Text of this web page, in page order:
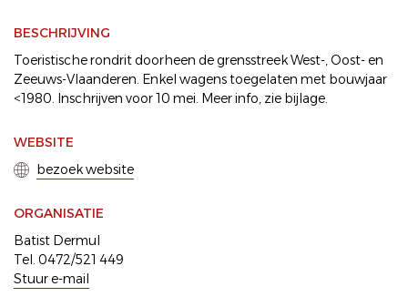
BESCHRIJVING
Toeristische rondrit doorheen de grensstreek West-, Oost- en
Zeeuws-Vlaanderen. Enkel wagens toegelaten met bouwjaar
<1980. Inschrijven voor 10 mei. Meer info, zie bijlage.
WEBSITE
bezoek website
ORGANISATIE
Batist Dermul
Tel. 0472/521 449
Stuur e-mail